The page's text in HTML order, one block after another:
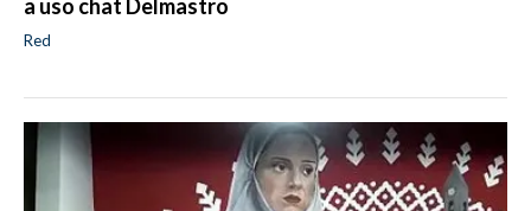
a uso chat Delmastro
Red